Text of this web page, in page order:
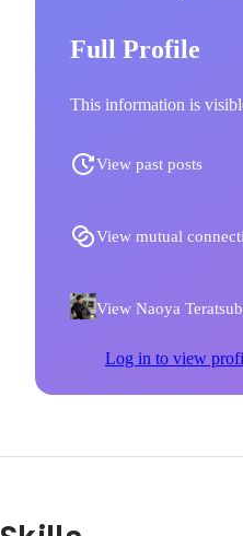
Full Profile
This information is
View past posts
View mutual
View Naoya
Log in to view